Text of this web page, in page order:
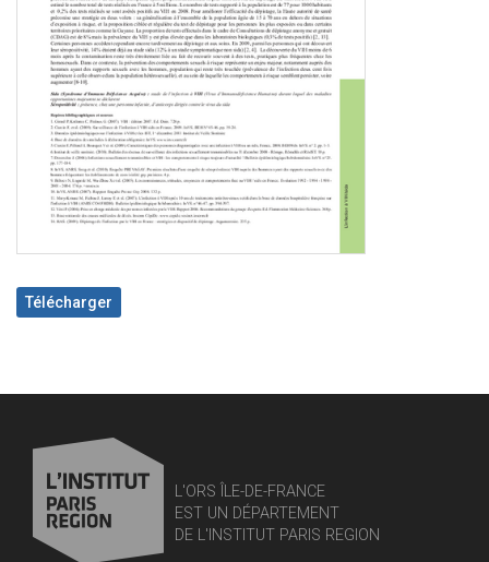
Télécharger
L'ORS ÎLE-DE-FRANCE
EST UN DÉPARTEMENT
DE L'INSTITUT PARIS REGION